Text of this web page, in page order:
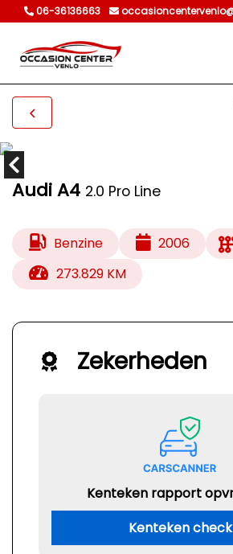
06-36136663
Audi A4 2.0 Pro Line
Benzine 2006
273.829 KM
Zekerheden
Kenteken rapport
Kenteken check